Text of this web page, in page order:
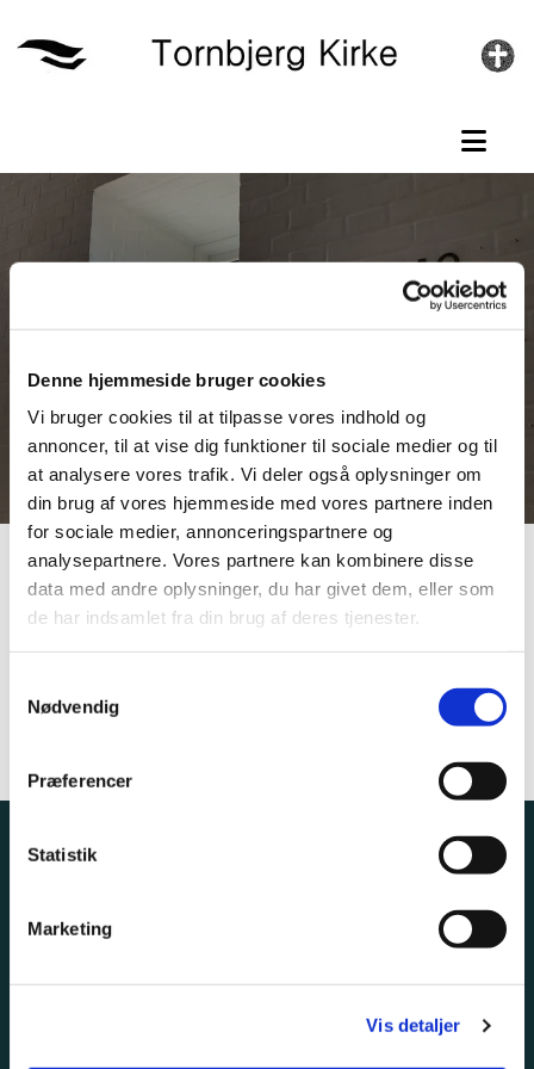
Denne hjemmeside bruger cookies
Vi bruger cookies til at tilpasse vores indhold og
annoncer, til at vise dig funktioner til sociale medier og til
at analysere vores trafik. Vi deler også oplysninger om
din brug af vores hjemmeside med vores partnere inden
for sociale medier, annonceringspartnere og
analysepartnere. Vores partnere kan kombinere disse
data med andre oplysninger, du har givet dem, eller som
de har indsamlet fra din brug af deres tjenester.
Nødvendig
Præferencer
Statistik
Marketing
Vis detaljer
Særlige gudstjenester
5220 , Odense SØ